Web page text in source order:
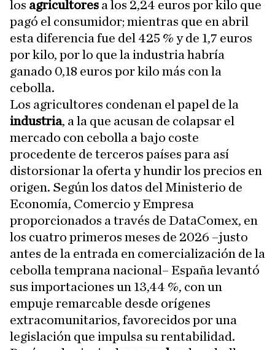
los agricultores a los 2,24 euros por kilo que
pagó el consumidor; mientras que en abril
esta diferencia fue del 425 % y de 1,7 euros
por kilo, por lo que la industria habría
ganado 0,18 euros por kilo más con la
cebolla.
Los agricultores condenan el papel de la
industria, a la que acusan de colapsar el
mercado con cebolla a bajo coste
procedente de terceros países para así
distorsionar la oferta y hundir los precios en
origen. Según los datos del Ministerio de
Economía, Comercio y Empresa
proporcionados a través de DataComex, en
los cuatro primeros meses de 2026 –justo
antes de la entrada en comercialización de la
cebolla temprana nacional– España levantó
sus importaciones un 13,44 %, con un
empuje remarcable desde orígenes
extracomunitarios, favorecidos por una
legislación que impulsa su rentabilidad.